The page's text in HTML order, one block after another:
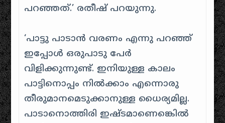
പറഞ്ഞത്.’ രതീഷ് പറയുന്നു.
‘പാട്ടു പാടാന്‍ വരണം എന്നു പറഞ്ഞ്
ഇപ്പോള്‍ ഒരുപാടു പേര്‍
വിളിക്കുന്നുണ്ട്. ഇനിയുള്ള കാലം
പാട്ടിനൊപ്പം നില്‍ക്കാം എന്നൊരു
തീരുമാനമെടുക്കാനുള്ള ധൈര്യമില്ല.
പാടാനൊത്തിരി ഇഷ്ടമാണെങ്കെില്‍